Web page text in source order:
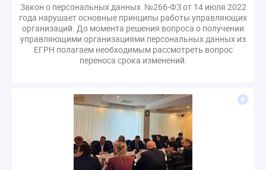
энергосервис
Закон о персональных данных №266-ФЗ от 14 июля 2022
года нарушает основные принципы работы управляющих
организаций. До момента решения вопроса о получении
управляющими организациями персональных данных из
ЕГРН полагаем необходимым рассмотреть вопрос
переноса срока изменений.